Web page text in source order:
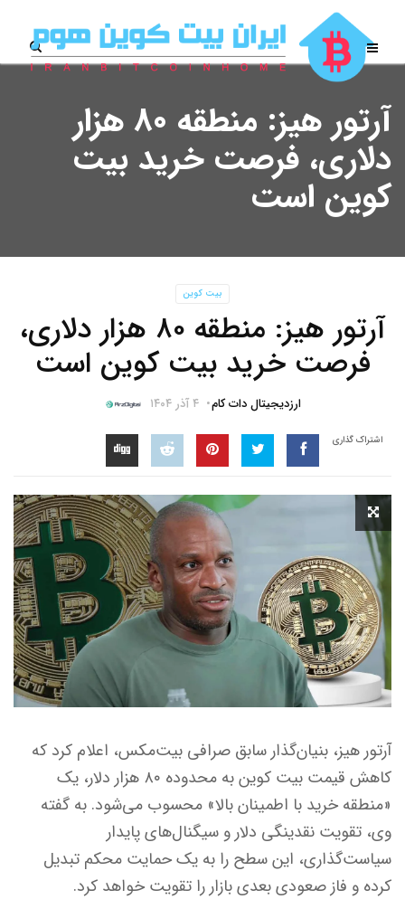
آرتور هیز: منطقه ۸۰ هزار
دلاری، فرصت خرید بیت‌
کوین است
بیت کوین
آرتور هیز: منطقه ۸۰ هزار دلاری،
فرصت خرید بیت‌ کوین است
ارزدیجیتال دات کام ۴ آذر ۱۴۰۴
اشتراک گذاری
آرتور هیز، بنیان‌گذار سابق صرافی بیت‌مکس، اعلام کرد که
کاهش قیمت بیت‌ کوین به محدوده ۸۰ هزار دلار، یک
«منطقه خرید با اطمینان بالا» محسوب می‌شود. به گفته
وی، تقویت نقدینگی دلار و سیگنال‌های پایدار
سیاست‌گذاری، این سطح را به یک حمایت محکم تبدیل
کرده و فاز صعودی بعدی بازار را تقویت خواهد کرد.